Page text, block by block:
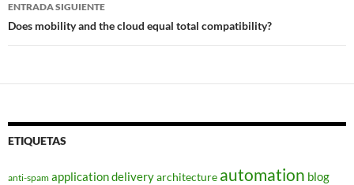
ENTRADA SIGUIENTE
Does mobility and the cloud equal total compatibility?
ETIQUETAS
anti-spam application deliveryarchitecture automation blog